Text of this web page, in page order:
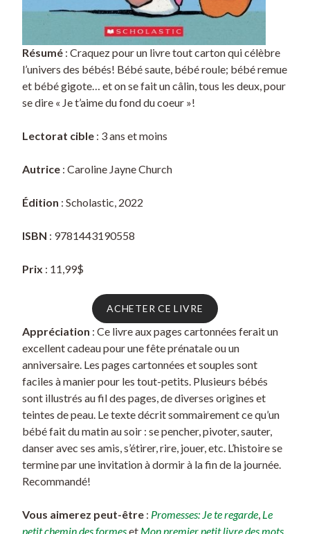
Résumé : Craquez pour un livre tout carton qui célèbre
l’univers des bébés! Bébé saute, bébé roule; bébé remue
et bébé gigote… et on se fait un câlin, tous les deux, pour
se dire « Je t’aime du fond du coeur »!
Lectorat cible : 3 ans et moins
Autrice : Caroline Jayne Church
Édition : Scholastic, 2022
ISBN : 9781443190558
Prix : 11,99$
ACHETER CE LIVRE
Appréciation : Ce livre aux pages cartonnées ferait un
excellent cadeau pour une fête prénatale ou un
anniversaire. Les pages cartonnées et souples sont
faciles à manier pour les tout-petits. Plusieurs bébés
sont illustrés au fil des pages, de diverses origines et
teintes de peau. Le texte décrit sommairement ce qu’un
bébé fait du matin au soir : se pencher, pivoter, sauter,
danser avec ses amis, s’étirer, rire, jouer, etc. L’histoire se
termine par une invitation à dormir à la fin de la journée.
Recommandé!
Vous aimerez peut-être : Promesses: Je te regarde, Le
petit chemin des formeset Mon premier petit livre des mots,